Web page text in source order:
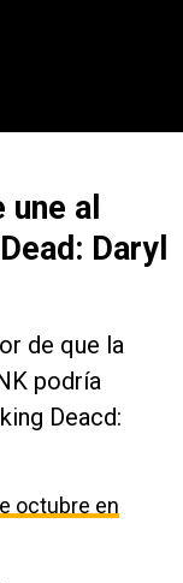
al
Daryl
de que la
podría
Deacd:
octubre en